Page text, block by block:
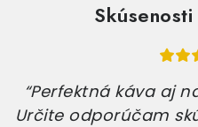
“Perfektná káva aj
Určite odporúčam